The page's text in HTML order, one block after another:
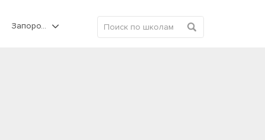
Запорожье